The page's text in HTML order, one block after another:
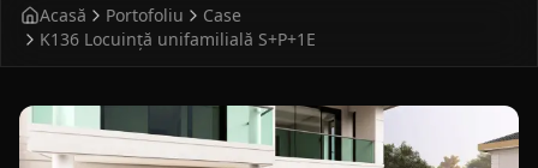
Acasă Portofoliu
Case
K136 Locuință unifamilială S+P+1E
fatada principala pentru case modern K136 Locuinta